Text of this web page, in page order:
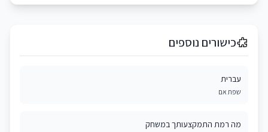
כישורים נוספים
עברית
שפת אם
מה רמת התמקצעותך במשחק